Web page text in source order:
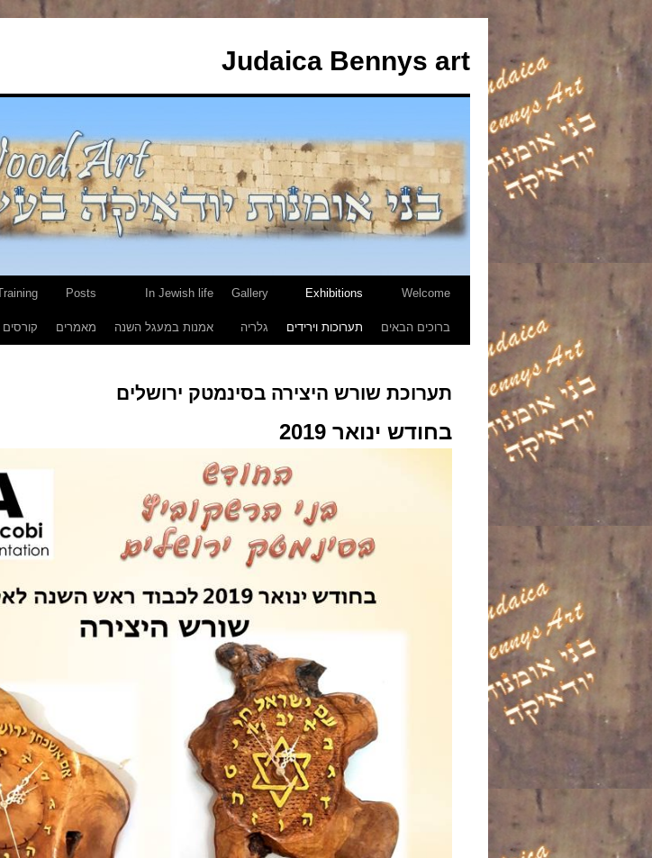
Judaica Bennys art
לדלג
לתוכן
Welcome
ברוכים הבאים
Exhibitions
תערוכות וירידים
Gallery
גלריה
In Jewish life
אמנות במעגל השנה
Posts
מאמרים
תערוכת שורש היצירה בסינמטק ירושלים
בחודש ינואר 2019